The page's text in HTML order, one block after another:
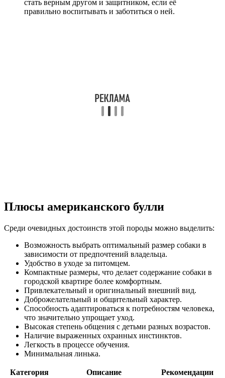
стать верным другом и защитником, если её
правильно воспитывать и заботиться о ней.
Плюсы американского булли
Среди очевидных достоинств этой породы можно выделить:
Возможность выбрать оптимальный размер собаки в
зависимости от предпочтений владельца.
Удобство в уходе за питомцем.
Компактные размеры, что делает содержание собаки в
городской квартире более комфортным.
Привлекательный и оригинальный внешний вид.
Доброжелательный и общительный характер.
Способность адаптироваться к потребностям человека,
что значительно упрощает уход.
Высокая степень общения с детьми разных возрастов.
Наличие выраженных охранных инстинктов.
Легкость в процессе обучения.
Минимальная линька.
Категория Описание Рекомендации